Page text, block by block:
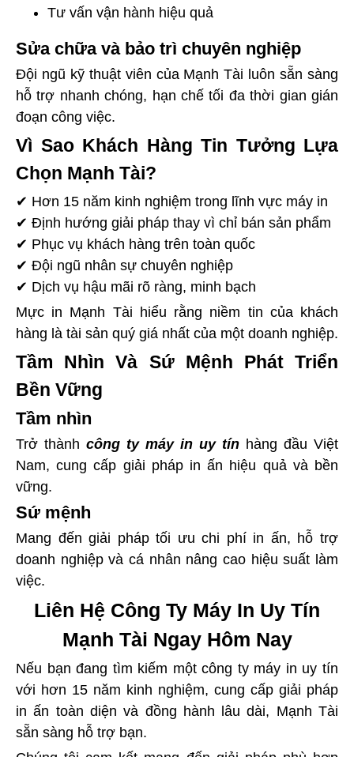
Tư vấn vận hành hiệu quả
Sửa chữa và bảo trì chuyên nghiệp
Đội ngũ kỹ thuật viên của Mạnh Tài luôn sẵn sàng
hỗ trợ nhanh chóng, hạn chế tối đa thời gian gián
đoạn công việc.
Vì Sao Khách Hàng Tin Tưởng Lựa
Chọn Mạnh Tài?
✔ Hơn 15 năm kinh nghiệm trong lĩnh vực máy in
✔ Định hướng giải pháp thay vì chỉ bán sản phẩm
✔ Phục vụ khách hàng trên toàn quốc
✔ Đội ngũ nhân sự chuyên nghiệp
✔ Dịch vụ hậu mãi rõ ràng, minh bạch
Mực in Mạnh Tài hiểu rằng niềm tin của khách
hàng là tài sản quý giá nhất của một doanh nghiệp.
Tầm Nhìn Và Sứ Mệnh Phát Triển
Bền Vững
Tầm nhìn
Trở thành công ty máy in uy tín hàng đầu Việt
Nam, cung cấp giải pháp in ấn hiệu quả và bền
vững.
Sứ mệnh
Mang đến giải pháp tối ưu chi phí in ấn, hỗ trợ
doanh nghiệp và cá nhân nâng cao hiệu suất làm
việc.
Liên Hệ Công Ty Máy In Uy Tín
Mạnh Tài Ngay Hôm Nay
Nếu bạn đang tìm kiếm một công ty máy in uy tín
với hơn 15 năm kinh nghiệm, cung cấp giải pháp
in ấn toàn diện và đồng hành lâu dài, Mạnh Tài
sẵn sàng hỗ trợ bạn.